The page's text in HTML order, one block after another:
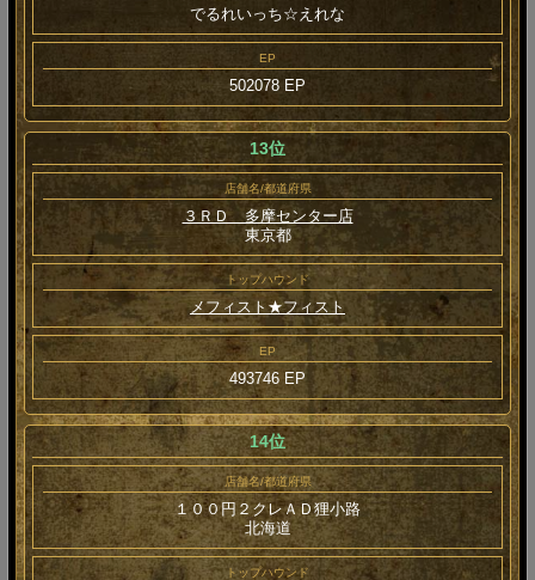
でるれいっち☆えれな
EP
502078 EP
13位
店舗名/都道府県
３ＲＤ 多摩センター店
東京都
トップハウンド
メフィスト★フィスト
EP
493746 EP
14位
店舗名/都道府県
１００円２クレＡＤ狸小路
北海道
トップハウンド